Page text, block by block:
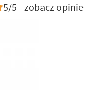
5/5 - zobacz opinie